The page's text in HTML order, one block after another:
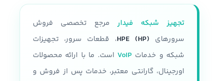
تجهیز شبکه فیدار مرجع تخصصی فروش
سرورهای HPE (HP)، قطعات سرور، تجهیزات
شبکه و خدمات VoIP است. ما با ارائه محصولات
اورجینال، گارانتی معتبر، خدمات پس از فروش و